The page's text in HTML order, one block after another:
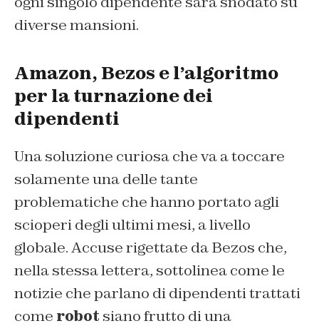
diverse mansioni.
Amazon, Bezos e l’algoritmo
per la turnazione dei
dipendenti
Una soluzione curiosa che va a toccare
solamente una delle tante
problematiche che hanno portato agli
scioperi degli ultimi mesi, a livello
globale. Accuse rigettate da Bezos che,
nella stessa lettera, sottolinea come le
notizie che parlano di dipendenti trattati
come robot siano frutto di una